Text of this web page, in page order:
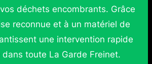
déchets encombrants. Grâce
reconnue et à un matériel de
une intervention rapide
toute La Garde Freinet.